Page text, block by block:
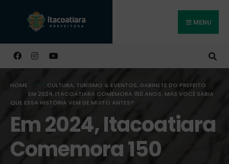
MENU
HOME CULTURA, TURISMO & EVENTOS, GABINETE DO PREFEITO
EM 2024, ITACOATIARA COMEMORA 150 ANOS. MAS VOCÊ SABIA
QUE ESSA HISTÓRIA VEM DE MUITO ANTES?
Em 2024, Itacoatiara
Comemora 150
Buscar